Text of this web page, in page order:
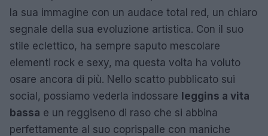
la sua immagine con un audace total red, un chiaro
segnale della sua evoluzione artistica. Con il suo
stile eclettico, ha sempre saputo mescolare
elementi rock e sexy, ma questa volta ha voluto
osare ancora di più. Nello scatto pubblicato sui
social, possiamo vederla indossare leggins a vita
bassa e un reggiseno di raso che si abbina
perfettamente al suo coprispalle con maniche